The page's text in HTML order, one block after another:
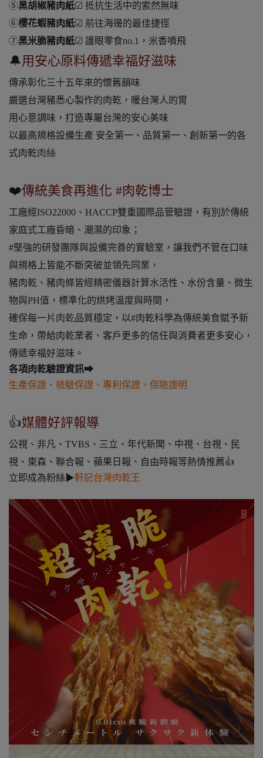
⑤黑胡椒豬肉紙☑ 抵抗生活中的索然無味
⑥櫻花蝦豬肉紙☑ 前往海邊的最佳捷徑
⑦黑米脆豬肉紙☑ 護眼零食no.1，米香噴飛
🔔用安心原料傳遞幸福好滋味
傳承彰化三十五年來的懷舊韻味
嚴選台灣豬悉心製作的肉乾，暖台灣人的胃
用心意調味，打造專屬台灣的安心美味
以最高規格設備生產 安全第一、品質第一、創新第一的各
式肉乾肉絲
❤️傳統美食再進化 #肉乾博士
工廠經ISO22000、HACCP雙重國際品管驗證，有別於傳統
家庭式工廠昏暗、潮濕的印象；
#堅強的研發團隊與設備完善的實驗室，讓我們不管在口味
與規格上皆能不斷突破並領先同業，
豬肉乾、豬肉條皆經精密儀器計算水活性、水份含量、微生
物與PH值，標準化的烘烤溫度與時間，
確保每一片 肉乾品質穩定，以#肉乾科學為傳統美食賦予新
生命，帶給肉乾業者、客戶更多的信任與消費者更多安心，
傳遞幸福好滋味。
各項肉乾驗證資訊➡
生產保證 、 檢驗保證 、 專利保證 、 保險證明
👍媒體好評報導
公視、非凡、TVBS、三立、年代新聞、中視、台視、民
視、東森、聯合報、蘋果日報、自由時報等熱情推薦👍
立即成為粉絲▶軒記台灣肉乾王